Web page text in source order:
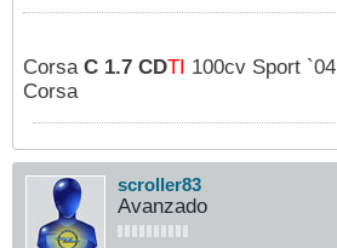
Corsa C 1.7 CDTI 100cv Sport `04
Corsa
scroller83
Avanzado